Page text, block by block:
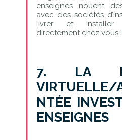
enseignes nouent
avec des sociétés
livrer et
directement chez vous !
7. LA
VIRTUELLE/
NTÉE
ENSEIGNES